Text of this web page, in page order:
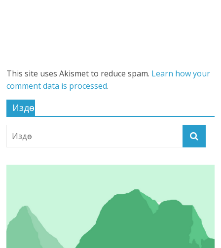
This site uses Akismet to reduce spam. Learn how your
comment data is processed.
Издөө